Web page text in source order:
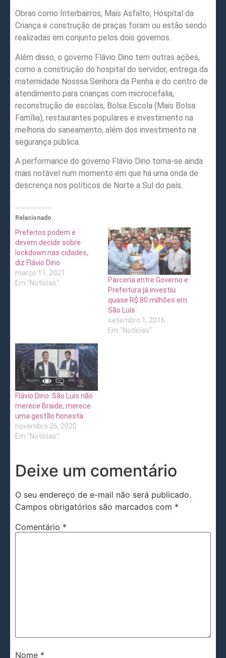
Obras como Interbairros, Mais Asfalto, Hospital da
Criança e construção de praças foram ou estão sendo
realizadas em conjunto pelos dois governos.
Além disso, o governo Flávio Dino tem outras ações,
como a construção do hospital do servidor, entrega da
maternidade Nosssa Senhora da Penha e do centro de
atendimento para crianças com microcefalia,
reconstrução de escolas, Bolsa Escola (Mais Bolsa
Família), restaurantes populares e investimento na
melhoria do saneamento, além dos investimento na
segurança pública.
A performance do governo Flávio Dino torna-se ainda
mais notável num momento em que há uma onda de
descrença nos políticos de Norte a Sul do país.
Relacionado
Prefeitos podem e
devem decidir sobre
lockdown nas cidades,
diz Flávio Dino
março 11, 2021
Em "Notícias"
Parceria entre Governo e
Prefeitura já investiu
quase R$ 80 milhões em
São Luís
setembro 1, 2016
Em "Notícias"
Flávio Dino: São Luís não
merece Braide, merece
uma gestão honesta
novembro 26, 2020
Em "Notícias"
Deixe um comentário
O seu endereço de e-mail não será publicado.
Campos obrigatórios são marcados com *
Comentário *
Nome *